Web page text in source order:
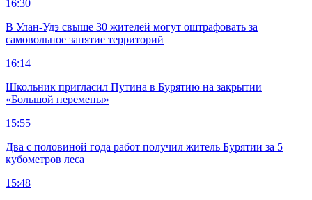
16:30
В Улан-Удэ свыше 30 жителей могут оштрафовать за
самовольное занятие территорий
16:14
Школьник пригласил Путина в Бурятию на закрытии
«Большой перемены»
15:55
Два с половиной года работ получил житель Бурятии за 5
кубометров леса
15:48